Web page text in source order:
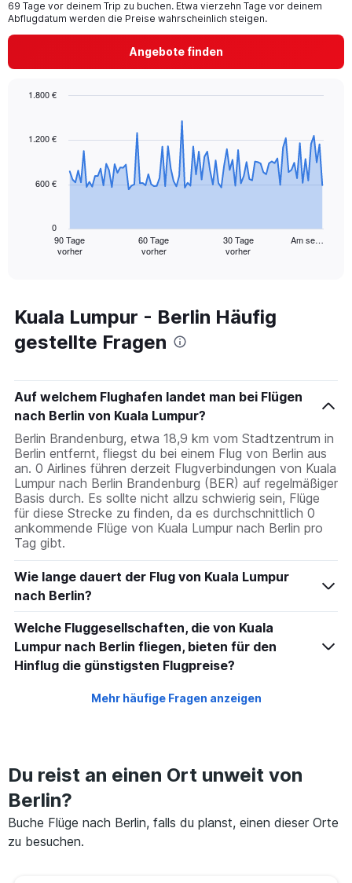
69 Tage vor deinem Trip zu buchen. Etwa vierzehn Tage vor deinem
Abflugdatum werden die Preise wahrscheinlich steigen.
Angebote finden
91
The
Range:
91
categories.
The
has
1
Y
axis
displaying
values.
Range:
0
to
1800.
90 Tage
vorher
60 Tage
vorher
30 Tage
vorher
Am se…
0
600 €
1.200 €
1.800 €
Kuala Lumpur - Berlin Häufig
gestellte Fragen
Auf welchem Flughafen landet man bei Flügen
nach Berlin von Kuala Lumpur?
Berlin Brandenburg, etwa 18,9 km vom Stadtzentrum in
Berlin entfernt, fliegst du bei einem Flug von Berlin aus
an. 0 Airlines führen derzeit Flugverbindungen von Kuala
Lumpur nach Berlin Brandenburg (BER) auf regelmäßiger
Basis durch. Es sollte nicht allzu schwierig sein, Flüge
für diese Strecke zu finden, da es durchschnittlich 0
ankommende Flüge von Kuala Lumpur nach Berlin pro
Tag gibt.
Wie lange dauert der Flug von Kuala Lumpur
nach Berlin?
Welche Fluggesellschaften, die von Kuala
Lumpur nach Berlin fliegen, bieten für den
Hinflug die günstigsten Flugpreise?
Mehr häufige Fragen anzeigen
Du reist an einen Ort unweit von
Berlin?
Buche Flüge nach Berlin, falls du planst, einen dieser Orte
zu besuchen.